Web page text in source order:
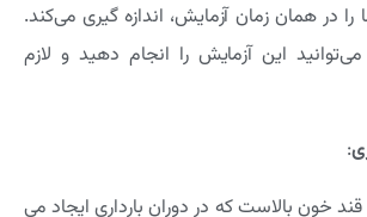
در همان زمان آزمایش، اندازه گیری می‌کند.
این آزمایش را انجام دهید و لازم
:
خون بالاست که در دوران بارداری ایجاد می